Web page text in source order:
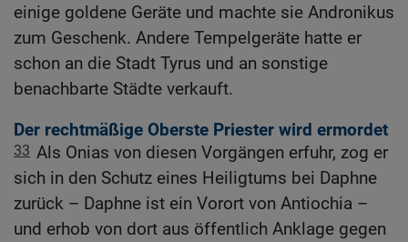
einige goldene Geräte und machte sie Andronikus
zum Geschenk. Andere Tempelgeräte hatte er
schon an die Stadt Tyrus und an sonstige
benachbarte Städte verkauft.
Der rechtmäßige Oberste Priester wird ermordet
33 Als Onias von diesen Vorgängen erfuhr, zog er
sich in den Schutz eines Heiligtums bei Daphne
zurück – Daphne ist ein Vorort von Antiochia –
und erhob von dort aus öffentlich Anklage gegen